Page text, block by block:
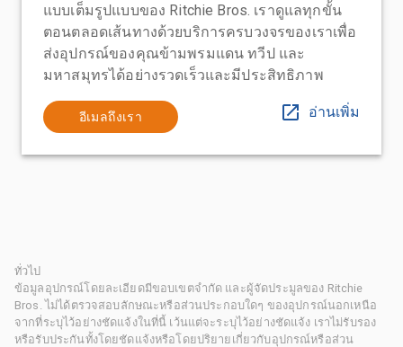
แบบเต็มรูปแบบของ Ritchie Bros. เราดูแลทุกขั้น
ตอนตลอดเส้นทางด้วยบริการครบวงจรของเราเพื่อ
ส่งอุปกรณ์ของคุณข้ามพรมแดน ทวีป และ
มหาสมุทรได้อย่างรวดเร็วและมีประสิทธิภาพ
อีเมลถึงเรา อ่านเพิ่ม
ทั่วไป
ข้อมูลอุปกรณ์โดยละเอียดมีขอบเขตจำกัด และผู้จัดประมูลของ Ritchie
Bros. ไม่ได้ตรวจสอบลักษณะหรือส่วนประกอบใดๆ ของอุปกรณ์นอกเหนือ
จากที่ระบุไว้อย่างชัดแจ้งในที่นี้ เว้นแต่จะระบุไว้อย่างชัดแจ้ง เราไม่รับรอง
หรือรับประกันทั้งโดยชัดแจ้งหรือโดยปริยายเกี่ยวกับอุปกรณ์หรือส่วน